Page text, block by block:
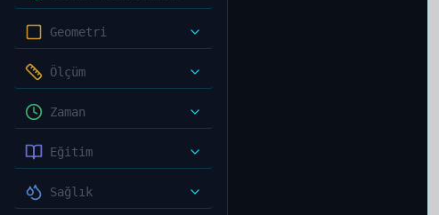
Geometri
Ölçüm
Zaman
Eğitim
Sağlık